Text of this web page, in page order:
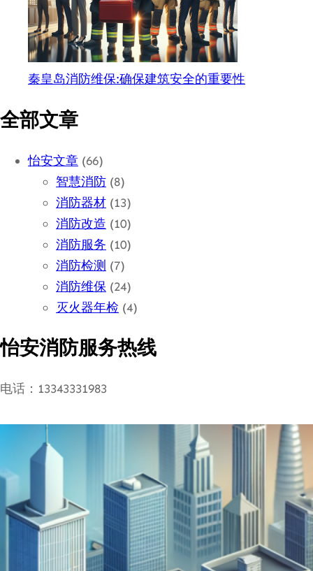
秦皇岛消防维保:确保建筑安全的重要性
全部文章
怡安文章 (66)
智慧消防 (8)
消防器材 (13)
消防改造 (10)
消防服务 (10)
消防检测 (7)
消防维保 (24)
灭火器年检 (4)
怡安消防服务热线
电话：13343331983